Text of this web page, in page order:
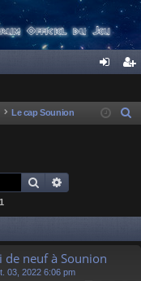
ne cri
Le cap Sounion
c
Rechercher
1
de neuf à Sounion
03, 2022 6:06 pm